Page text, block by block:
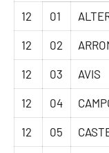
12 01
12 02
12 03 AVIS
12 04
12 05